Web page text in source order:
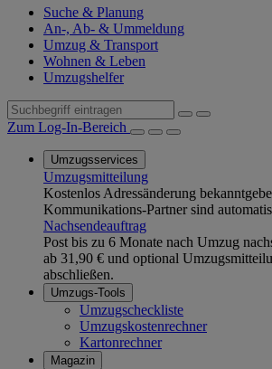
Suche & Planung
An-, Ab- & Ummeldung
Umzug & Transport
Wohnen & Leben
Umzugshelfer
Zum Log-In-Bereich
Umzugsservices
Umzugsmitteilung
Kostenlos Adressänderung
Kommunikations-Partner sind
Nachsendeauftrag
Post bis zu 6 Monate nach Umzug
ab 31,90 € und optional
abschließen.
Umzugs-Tools
Umzugscheckliste
Umzugskostenrechner
Kartonrechner
Magazin